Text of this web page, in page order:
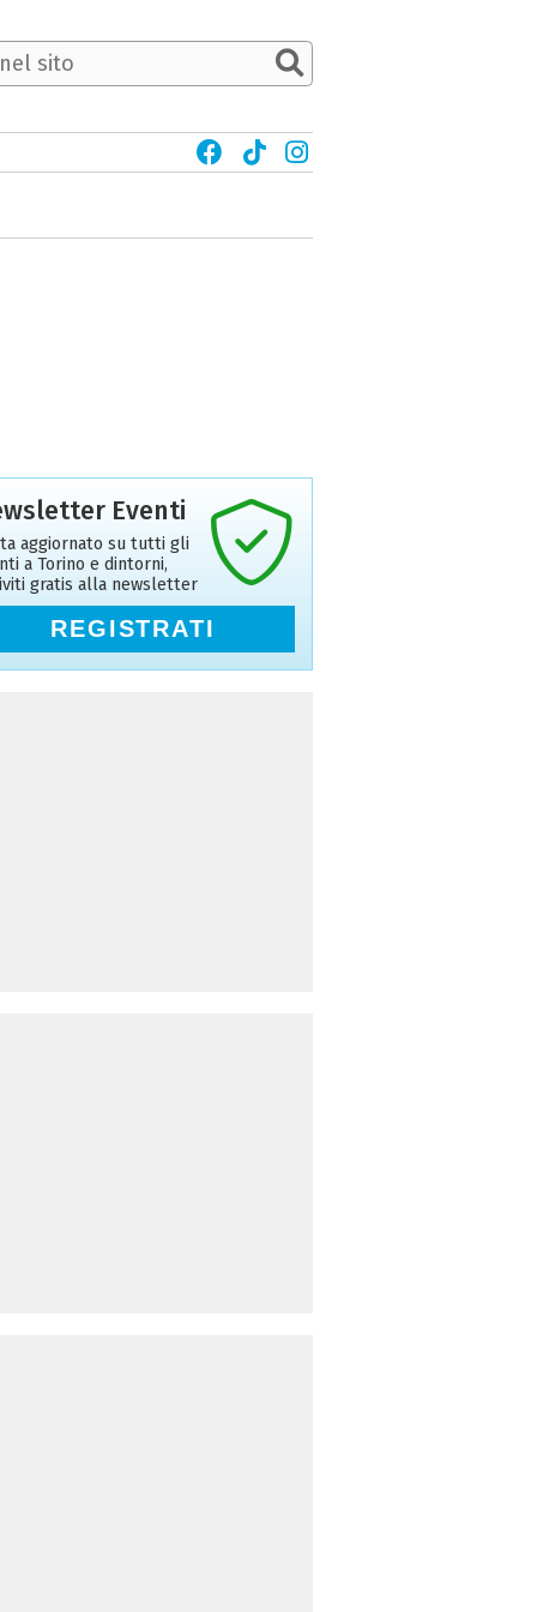
Eventi
aggiornato su tutti gli
a Torino e dintorni,
gratis alla newsletter
REGISTRATI